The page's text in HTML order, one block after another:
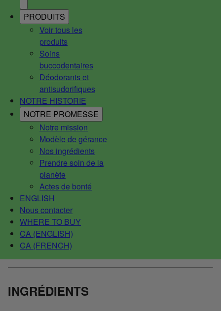
PRODUITS
Voir tous les
produits
Soins
buccodentaires
Déodorants et
antisudorifiques
NOTRE HISTORIE
NOTRE PROMESSE
Notre mission
Modèle de gérance
Nos ingrédients
Prendre soin de la
planète
Actes de bonté
ENGLISH
Nous contacter
WHERE TO BUY
CA (ENGLISH)
CA (FRENCH)
INGRÉDIENTS